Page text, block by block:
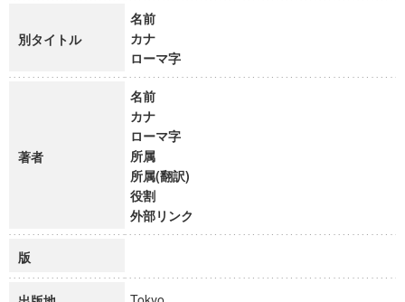
別タイトル
名前
カナ
ローマ字
著者
名前
カナ
ローマ字
所属
所属(翻訳)
役割
外部リンク
版